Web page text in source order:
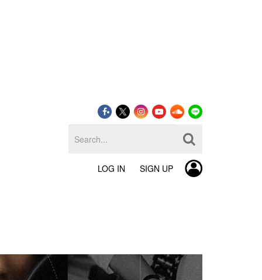
LOG IN SIGN UP